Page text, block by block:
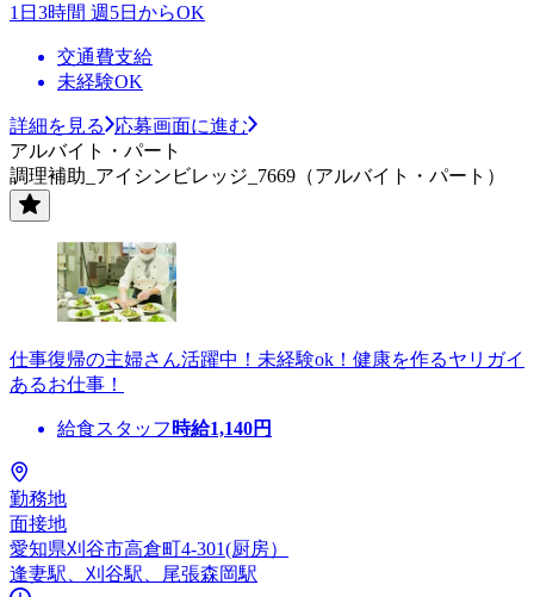
1日3時間 週5日からOK
交通費支給
未経験OK
詳細を見る
応募画面に進む
アルバイト・パート
調理補助_アイシンビレッジ_7669（アルバイト・パート）
仕事復帰の主婦さん活躍中！未経験ok！健康を作るヤリガイ
あるお仕事！
給食スタッフ 時給1,140円
勤務地
面接地
愛知県刈谷市高倉町4-301(厨房）
逢妻駅、刈谷駅、尾張森岡駅